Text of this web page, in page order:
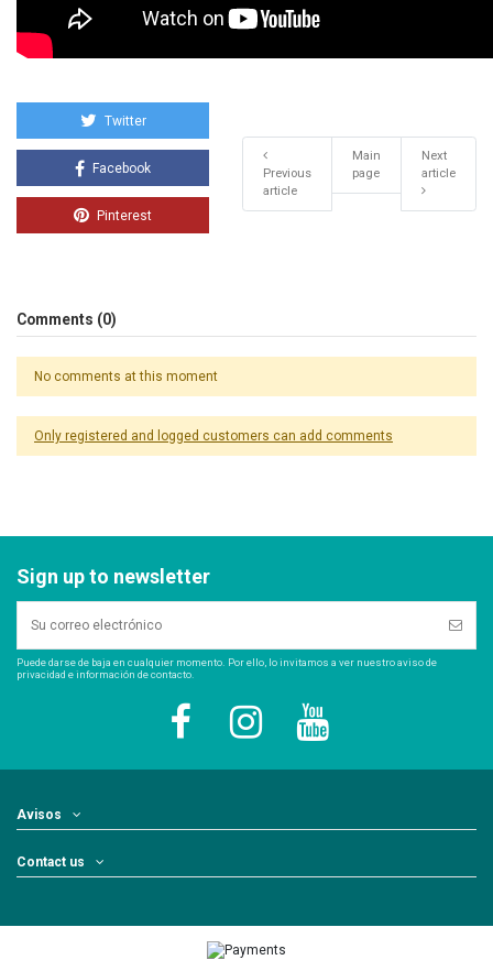
Twitter
Facebook
Pinterest
Previous
article
Main
page
Next
article
Comments (0)
No comments at this moment
Only registered and logged customers can add comments
Sign up to newsletter
Puede darse de baja en cualquier momento. Por ello, lo invitamos a ver nuestro aviso de
privacidad e información de contacto.
Avisos
Contact us